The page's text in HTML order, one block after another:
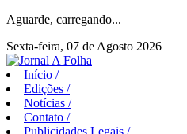
Aguarde, carregando...
Sexta-feira, 07 de Agosto 2026
Início /
Edições /
Notícias /
Contato /
Publicidades Legais /